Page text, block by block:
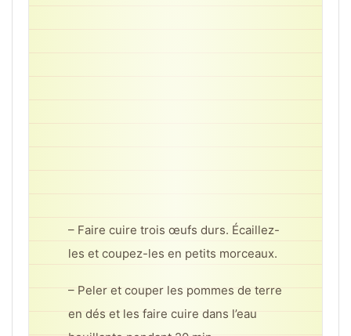
– Faire cuire trois œufs durs. Écaillez-
les et coupez-les en petits morceaux.
– Peler et couper les pommes de terre
en dés et les faire cuire dans l’eau